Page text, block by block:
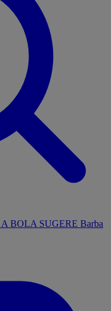
A BOLA SUGERE Barba